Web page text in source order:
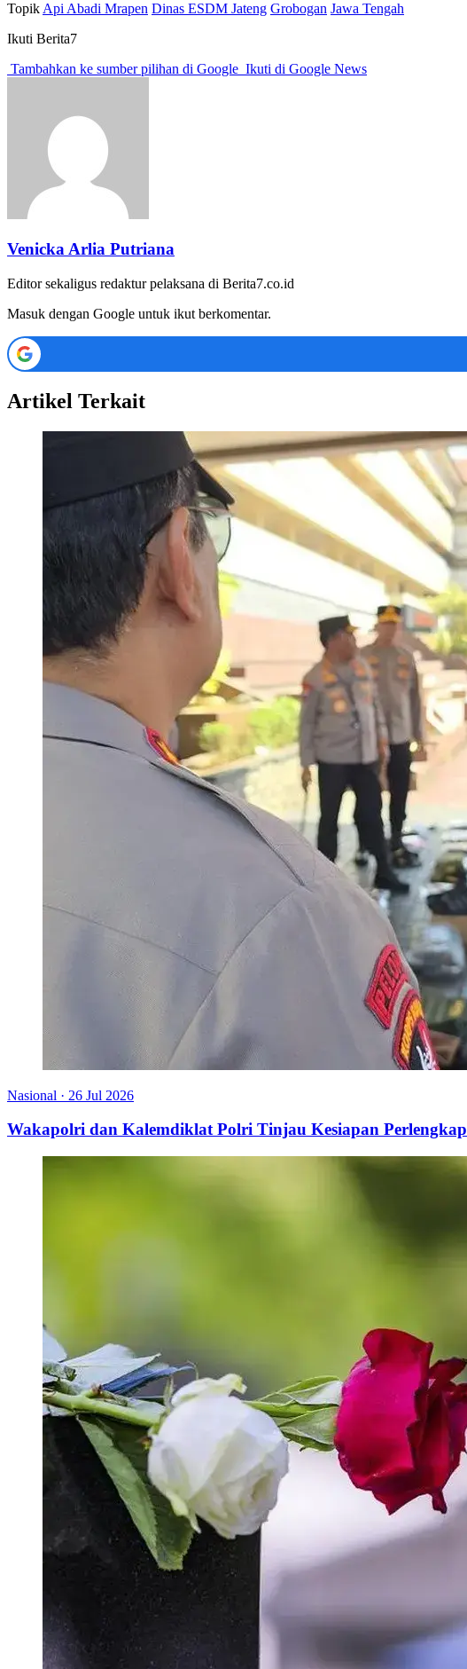
TopikApi Abadi Mrapen Dinas ESDM Jateng Grobogan Jawa Tengah
Ikuti Berita7
Tambahkan ke sumber pilihan di Google Ikuti di Google News
Venicka Arlia Putriana
Editor sekaligus redaktur pelaksana di Berita7.co.id
Masuk dengan Google untuk ikut berkomentar.
Artikel Terkait
Nasional · 26 Jul 2026
Wakapolri dan Kalemdiklat Polri Tinjau Kesiapan